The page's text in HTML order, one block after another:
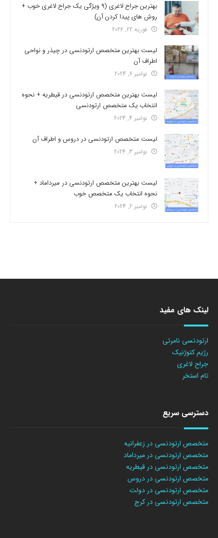
بهترین جراح لاغری (9 ویژگی یک جراح لاغری خوب +
روش های پیدا کردن آن)
فوریه 22, 2026
لیست بهترین متخصص ارتودنسی در چیذر و نواحی
اطراف آن
نوامبر 6, 2024
لیست بهترین متخصص ارتودنسی در قیطریه + نحوه
انتخاب یک متخصص ارتودنسی
نوامبر 4, 2024
لیست متخصص ارتودنسی در دروس و اطراف آن
نوامبر 3, 2024
لیست بهترین متخصص ارتودنسی در میرداماد +
نحوه انتخاب یک متخصص خوب
نوامبر 2, 2024
لینک های مفید
ارتودنسی نامرئی
رژیم کتوژنیک
جراح لاغری
تام استخر
دسترسی سریع
متخصص ارتودنسی در زعفرانیه
متخصص ارتودنسی در میرداماد
متخصص ارتودنسی در قیطریه
متخصص ارتودنسی در دروس
متخصص ارتودنسی در دولت
متخصص ارتودنسی در کرج